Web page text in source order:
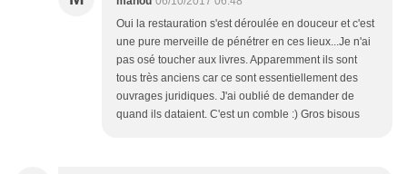
Oui la restauration s'est déroulée en douceur et c'est
une pure merveille de pénétrer en ces lieux...Je n'ai
pas osé toucher aux livres. Apparemment ils sont
tous très anciens car ce sont essentiellement des
ouvrages juridiques. J'ai oublié de demander de
quand ils dataient. C'est un comble :) Gros bisous